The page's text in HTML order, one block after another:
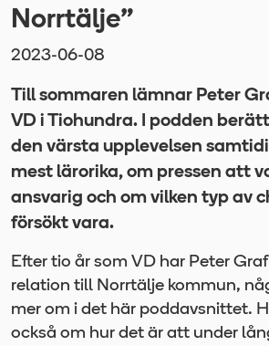
Norrtälje”
2023-06-08
Till sommaren lämnar Peter
VD i Tiohundra. I podden
den värsta upplevelsen
mest lärorika, om pressen att
ansvarig och om vilken typ av
försökt vara.
Efter tio år som VD har Peter
relation till Norrtälje kommun,
mer om i det här poddavsnittet.
också om hur det är att under